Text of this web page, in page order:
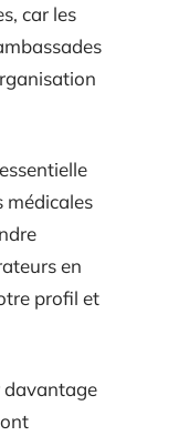
car les
médicales
en
profil et
davantage